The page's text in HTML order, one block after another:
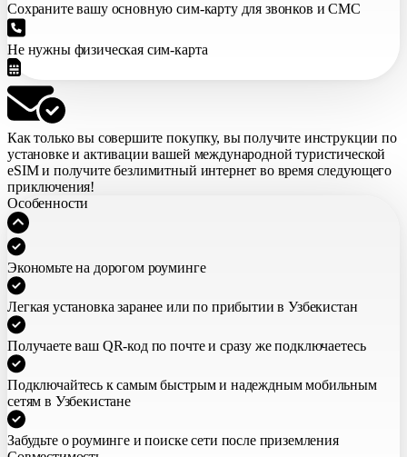
Сохраните вашу основную сим-карту для звонков и СМС
Не нужны физическая сим-карта
Как только вы совершите покупку, вы получите инструкции по
установке и активации вашей международной туристической
eSIMи получите безлимитный интернет во время следующего
приключения!
Особенности
Экономьте на дорогом роуминге
Легкая установка заранее или по прибытии в Узбекистан
Получаете ваш QR-код по почте и сразу же подключаетесь
Подключайтесь к самым быстрым и надеждным мобильным
сетям в Узбекистане
Забудьте о роуминге и поиске сети после приземления